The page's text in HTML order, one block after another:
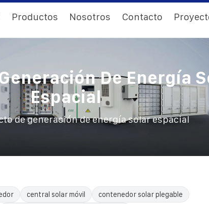
Productos Nosotros Contacto
De Energía
Espacial
de generación de energía solar espacial
central solar móvil
contenedor solar plegable